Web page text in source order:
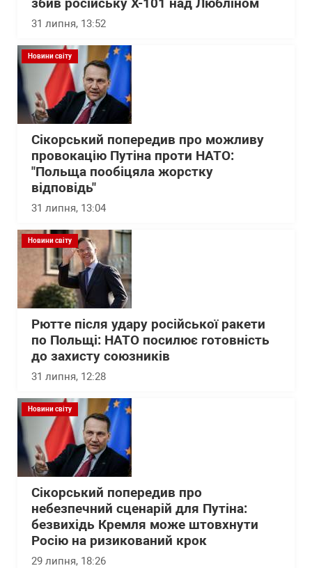
збив російську Х-101 над Любліном
31 липня, 13:52
Новини світу
Сікорський попередив про можливу
провокацію Путіна проти НАТО:
"Польща пообіцяла жорстку
відповідь"
31 липня, 13:04
Новини світу
Рютте після удару російської ракети
по Польщі: НАТО посилює готовність
до захисту союзників
31 липня, 12:28
Новини світу
Сікорський попередив про
небезпечний сценарій для Путіна:
безвихідь Кремля може штовхнути
Росію на ризикований крок
29 липня, 18:26